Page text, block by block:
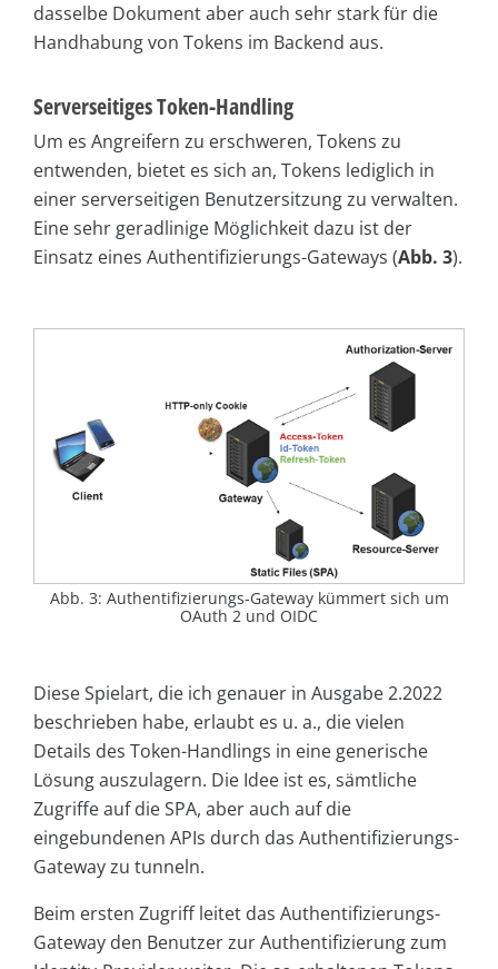
dasselbe Dokument aber auch sehr stark für die
Handhabung von Tokens im Backend aus.
Serverseitiges Token-Handling
Um es Angreifern zu erschweren, Tokens zu
entwenden, bietet es sich an, Tokens lediglich in
einer serverseitigen Benutzersitzung zu verwalten.
Eine sehr geradlinige Möglichkeit dazu ist der
Einsatz eines Authentifizierungs-Gateways (Abb. 3).
Abb. 3: Authentifizierungs-Gateway kümmert sich um
OAuth 2 und OIDC
Diese Spielart, die ich genauer in Ausgabe 2.2022
beschrieben habe, erlaubt es u. a., die vielen
Details des Token-Handlings in eine generische
Lösung auszulagern. Die Idee ist es, sämtliche
Zugriffe auf die SPA, aber auch auf die
eingebundenen APIs durch das Authentifizierungs-
Gateway zu tunneln.
Beim ersten Zugriff leitet das Authentifizierungs-
Gateway den Benutzer zur Authentifizierung zum